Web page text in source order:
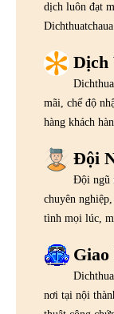
dịch luôn đạt
Dịch
mãi, chế độ
hàng khách
Đội
Đội ngũ
chuyên
tình mọi lúc,
nơi tại nội